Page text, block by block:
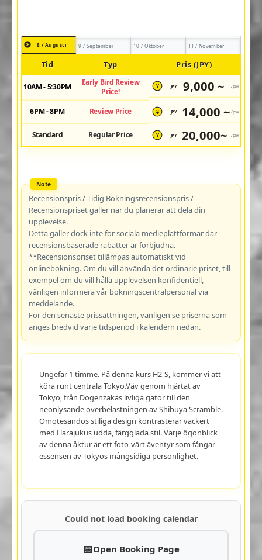
8 / Augusti 9 / September 10 / Oktober 11 / November
Tid Typ Pris (JPY)
10AM - 5:30PM
Early Bird Review
Price!
¥ JPY 9,000 ~ /pax
6PM - 8PM Review Price ¥ JPY 14,000 ~ /pax
Standard Regular Price ¥ JPY 20,000~ /pax
Recensionspris / Tidig Bokningsrecensionspris /
Recensionspriset gäller när du planerar att dela din
upplevelse.
Detta gäller dock inte för sociala medieplattformar där
recensionsbaserade rabatter är förbjudna.
**Recensionspriset tillämpas automatiskt vid
onlinebokning. Om du vill använda det ordinarie priset, till
exempel om du vill hålla upplevelsen konfidentiell,
vänligen informera vår bokningscentralpersonal via
meddelande.
För den senaste prissättningen, vänligen se priserna som
anges bredvid varje tidsperiod i kalendern nedan.
Ungefär 1 timme. På denna kurs H2-S, kommer vi att
köra runt centrala Tokyo.Väv genom hjärtat av
Tokyo, från Dogenzakas livliga gator till den
neonlysande överbelastningen av Shibuya Scramble.
Omotesandos stiliga design kontrasterar vackert
med Harajukus udda, färgglada stil. Varje ögonblick
av denna åktur är ett foto-värt äventyr som fångar
essensen av Tokyos mångsidiga personlighet.
Could not load booking calendar
Open Booking Page